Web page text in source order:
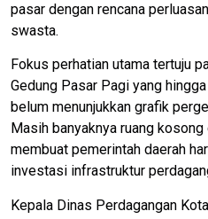
pasar dengan rencana
swasta.
​Fokus perhatian utama tertuju
Gedung Pasar Pagi yang
belum menunjukkan grafik
Masih banyaknya ruang
membuat pemerintah daerah
investasi infrastruktur
Kepala Dinas Perdagangan